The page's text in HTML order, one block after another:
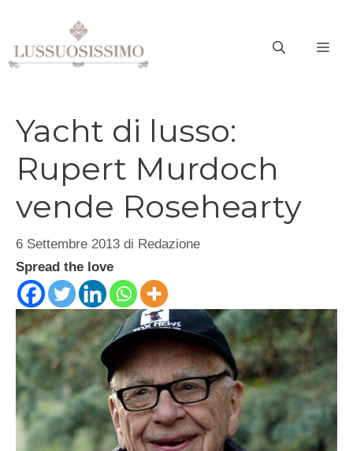
contenuto
Yacht di lusso:
Rupert Murdoch
vende Rosehearty
6 Settembre 2013 di Redazione
Spread the love